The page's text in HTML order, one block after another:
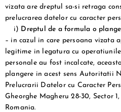
vizata are dreptul sa-si retraga
prelucrarea datelor cu caracter
i) Dreptul de a formula o
– in cazul in care persoana vizata
legitime in legatura cu
personale au fost incalcate,
plangere in acest sens Autoritatii
Prelucrarii Datelor cu Caracter
Gheorghe Magheru 28-30, Sector
Romania.